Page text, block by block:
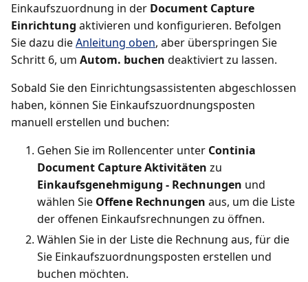
Einkaufszuordnung in der Document Capture
Einrichtung aktivieren und konfigurieren. Befolgen
Sie dazu dieAnleitung oben, aber überspringen Sie
Schritt 6, um Autom. buchen deaktiviert zu lassen.
Sobald Sie den Einrichtungsassistenten abgeschlossen
haben, können Sie Einkaufszuordnungsposten
manuell erstellen und buchen:
Gehen Sie im Rollencenter unter Continia
Document Capture Aktivitäten zu
Einkaufsgenehmigung - Rechnungen und
wählen Sie Offene Rechnungen aus, um die Liste
der offenen Einkaufsrechnungen zu öffnen.
Wählen Sie in der Liste die Rechnung aus, für die
Sie Einkaufszuordnungsposten erstellen und
buchen möchten.